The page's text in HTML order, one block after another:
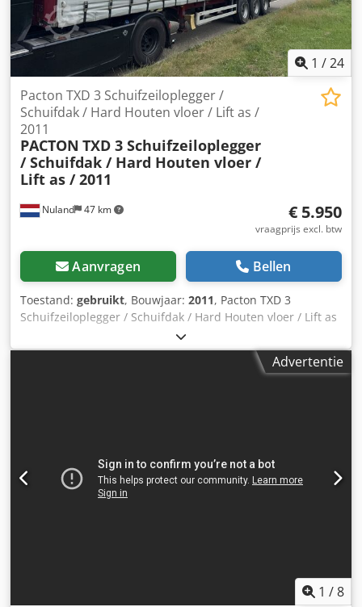
1 /24
Nuland 47 km
Pacton TXD 3 Schuifzeiloplegger /
Schuifdak / Hard Houten vloer / Lift as /
2011
PACTON TXD 3 Schuifzeiloplegger
/ Schuifdak / Hard Houten vloer /
Lift as / 2011
€ 5.950
vraagprijs excl. btw
Aanvragen Bellen
Toestand: gebruikt, Bouwjaar: 2011, Pacton TXD 3
Schuifzeiloplegger / Schuifdak / Hard Houten vloer / Lift as
/ 2011 RVS Kist, Sliding roof Hard Wood Floor Lift Axle Video
kan gestuurd worden via Whatsapp. Doorlopende
voorraad, zie website. Prijzen zijn af Nuland. Van de Wert
even vooraf wij zijn niet constant aanwezig. Chodpozki
Agefx Aqqsa Van de Wert Trading B.V. Bedrijfsstraat 3 5391
Advertentie
1 /8